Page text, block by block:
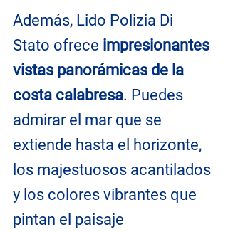
Además, Lido Polizia Di
Stato ofrece impresionantes
vistas panorámicas de la
costa calabresa. Puedes
admirar el mar que se
extiende hasta el horizonte,
los majestuosos acantilados
y los colores vibrantes que
pintan el paisaje